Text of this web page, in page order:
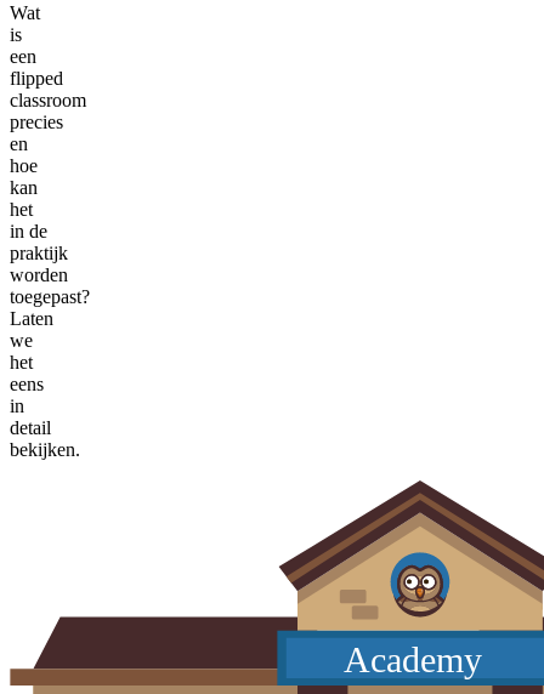
Wat
is
een
flipped
classroom
precies
en
hoe
kan
het
in de
praktijk
worden
toegepast?
Laten
we
het
eens
in
detail
bekijken.